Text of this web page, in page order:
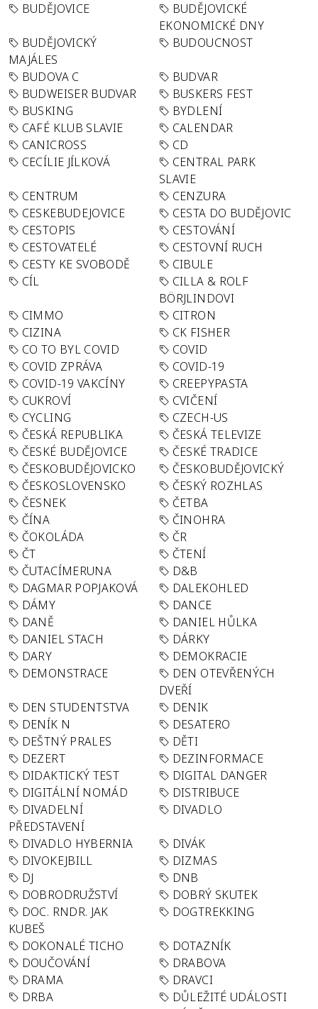
BUDĚJOVICE
BUDĚJOVICKÉ
EKONOMICKÉ DNY
BUDĚJOVICKÝ
MAJÁLES
BUDOUCNOST
BUDOVA C
BUDVAR
BUDWEISER BUDVAR
BUSKERS FEST
BUSKING
BYDLENÍ
CAFÉ KLUB SLAVIE
CALENDAR
CANICROSS
CD
CECÍLIE JÍLKOVÁ
CENTRAL PARK
SLAVIE
CENTRUM
CENZURA
CESKEBUDEJOVICE
CESTA DO BUDĚJOVIC
CESTOPIS
CESTOVÁNÍ
CESTOVATELÉ
CESTOVNÍ RUCH
CESTY KE SVOBODĚ
CIBULE
CÍL
CILLA & ROLF
BÖRJLINDOVI
CIMMO
CITRON
CIZINA
CK FISHER
CO TO BYL COVID
COVID
COVID ZPRÁVA
COVID-19
COVID-19 VAKCÍNY
CREEPYPASTA
CUKROVÍ
CVIČENÍ
CYCLING
CZECH-US
ČESKÁ REPUBLIKA
ČESKÁ TELEVIZE
ČESKÉ BUDĚJOVICE
ČESKÉ TRADICE
ČESKOBUDĚJOVICKO
ČESKOBUDĚJOVICKÝ
ČESKOSLOVENSKO
ČESKÝ ROZHLAS
ČESNEK
ČETBA
ČÍNA
ČINOHRA
ČOKOLÁDA
ČR
ČT
ČTENÍ
ČUTACÍMERUNA
D&B
DAGMAR POPJAKOVÁ
DALEKOHLED
DÁMY
DANCE
DANĚ
DANIEL HŮLKA
DANIEL STACH
DÁRKY
DARY
DEMOKRACIE
DEMONSTRACE
DEN OTEVŘENÝCH
DVEŘÍ
DEN STUDENTSTVA
DENIK
DENÍK N
DESATERO
DEŠTNÝ PRALES
DĚTI
DEZERT
DEZINFORMACE
DIDAKTICKÝ TEST
DIGITAL DANGER
DIGITÁLNÍ NOMÁD
DISTRIBUCE
DIVADELNÍ
PŘEDSTAVENÍ
DIVADLO
DIVADLO HYBERNIA
DIVÁK
DIVOKEJBILL
DIZMAS
DJ
DNB
DOBRODRUŽSTVÍ
DOBRÝ SKUTEK
DOC. RNDR. JAK
KUBEŠ
DOGTREKKING
DOKONALÉ TICHO
DOTAZNÍK
DOUČOVÁNÍ
DRABOVA
DRAMA
DRAVCI
DRBA
DŮLEŽITÉ UDÁLOSTI